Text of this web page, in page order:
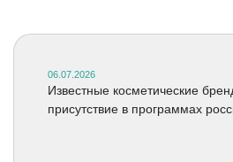
06.07.2026
Известные косметические
присутствие в программах